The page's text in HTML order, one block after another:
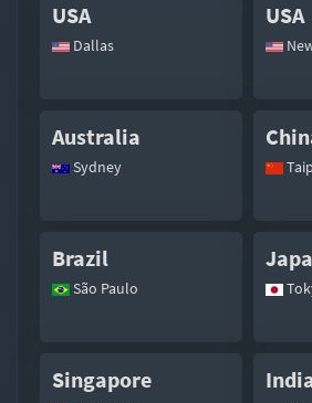
USA
Dallas
USA
Australia
Sydney
Brazil
São Paulo
Singapore